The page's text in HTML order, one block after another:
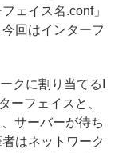
ェイス名.conf」
回はインターフ
クに割り当てるI
ーフェイスと、
サーバーが待ち
はネットワーク